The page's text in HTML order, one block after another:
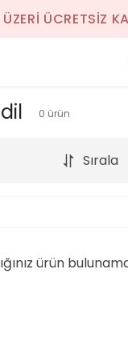
ÜCRETSIZ
0 ürün
Sırala
ürün